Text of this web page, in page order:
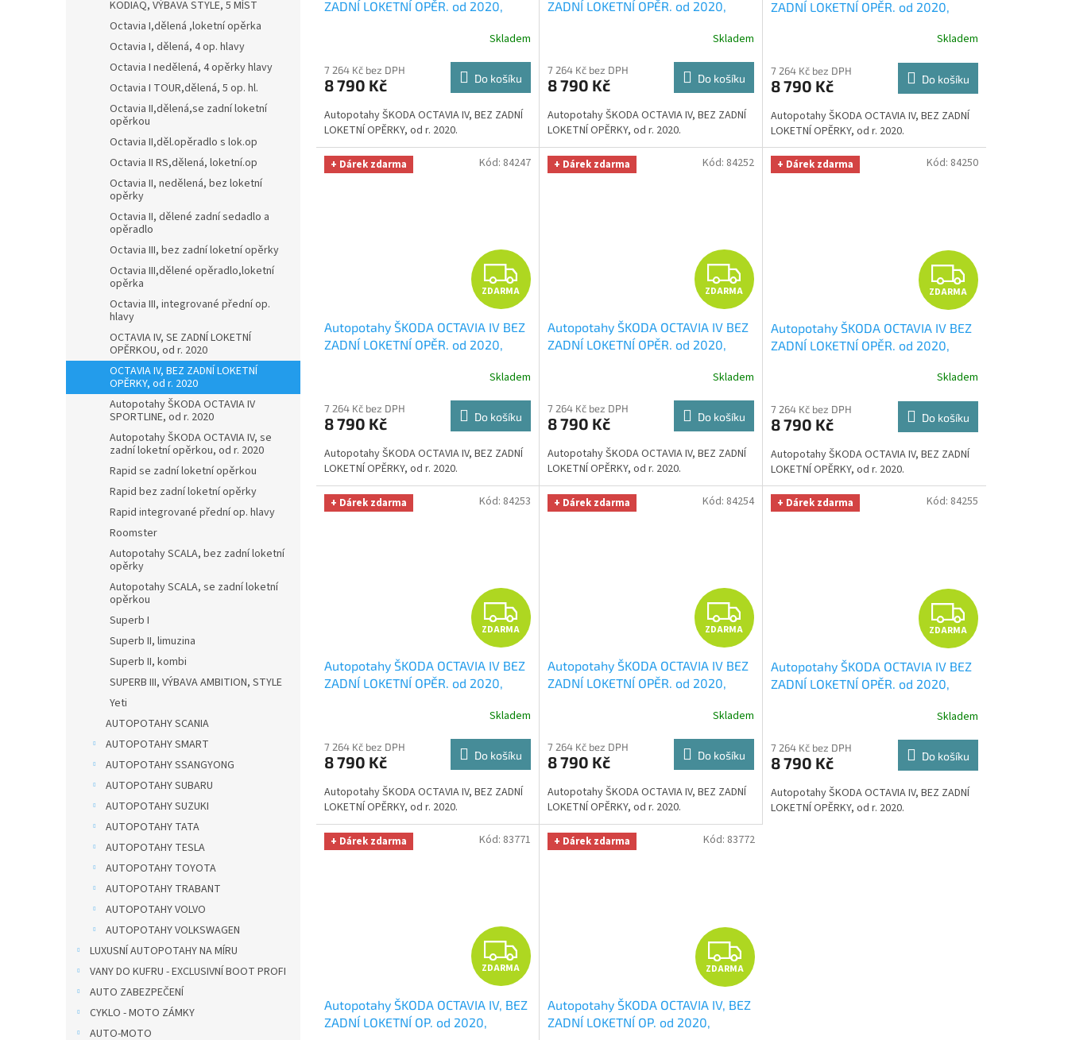
KODIAQ, VÝBAVA STYLE, 5 MÍST
Octavia I,dělená ,loketní opěrka
Octavia I, dělená, 4 op. hlavy
Octavia I nedělená, 4 opěrky hlavy
Octavia I TOUR,dělená, 5 op. hl.
Octavia II,dělená,se zadní loketní
opěrkou
Octavia II,děl.opěradlo s lok.op
Octavia II RS,dělená, loketní.op
Octavia II, nedělená, bez loketní
opěrky
Octavia II, dělené zadní sedadlo a
opěradlo
Octavia III, bez zadní loketní opěrky
Octavia III,dělené opěradlo,loketní
opěrka
Octavia III, integrované přední op.
hlavy
OCTAVIA IV, SE ZADNÍ LOKETNÍ
OPĚRKOU, od r. 2020
OCTAVIA IV, BEZ ZADNÍ LOKETNÍ
OPĚRKY, od r. 2020
Autopotahy ŠKODA OCTAVIA IV
SPORTLINE, od r. 2020
Autopotahy ŠKODA OCTAVIA IV, se
zadní loketní opěrkou, od r. 2020
Rapid se zadní loketní opěrkou
Rapid bez zadní loketní opěrky
Rapid integrované přední op. hlavy
Roomster
Autopotahy SCALA, bez zadní loketní
opěrky
Autopotahy SCALA, se zadní loketní
opěrkou
Superb I
Superb II, limuzina
Superb II, kombi
SUPERB III, VÝBAVA AMBITION, STYLE
Yeti
AUTOPOTAHY SCANIA
AUTOPOTAHY SMART
AUTOPOTAHY SSANGYONG
AUTOPOTAHY SUBARU
AUTOPOTAHY SUZUKI
AUTOPOTAHY TATA
AUTOPOTAHY TESLA
AUTOPOTAHY TOYOTA
AUTOPOTAHY TRABANT
AUTOPOTAHY VOLVO
AUTOPOTAHY VOLKSWAGEN
LUXUSNÍ AUTOPOTAHY NA MÍRU
VANY DO KUFRU - EXCLUSIVNÍ BOOT PROFI
AUTO ZABEZPEČENÍ
CYKLO - MOTO ZÁMKY
AUTO-MOTO
R
M
A
ZADNÍ LOKETNÍ OPĚR. od 2020,
Microfiber zdarma v hodnotě 329,-
Kč
Skladem
7 264 Kč bez DPH
8 790 Kč Do košíku
Autopotahy ŠKODA OCTAVIA IV, BEZ ZADNÍ
LOKETNÍ OPĚRKY, od r. 2020.
R
M
A
ZADNÍ LOKETNÍ OPĚR. od 2020,
OPTIMÁL utěrka na auto i úklid
Smart Microfiber zdarma v hodnotě
329,-Kč
Skladem
7 264 Kč bez DPH
8 790 Kč Do košíku
Autopotahy ŠKODA OCTAVIA IV, BEZ ZADNÍ
LOKETNÍ OPĚRKY, od r. 2020.
R
M
A
ZADNÍ LOKETNÍ OPĚR. od 2020,
Kč
Skladem
7 264 Kč bez DPH
8 790 Kč Do košíku
Autopotahy ŠKODA OCTAVIA IV, BEZ ZADNÍ
LOKETNÍ OPĚRKY, od r. 2020.
+ Dárek zdarma
Z
D
A
R
M
A
ZDARMA
Autopotahy ŠKODA OCTAVIA IV BEZ
ZADNÍ LOKETNÍ OPĚR. od 2020,
Microfiber zdarma v hodnotě 329,-
Kč
Skladem
7 264 Kč bez DPH
8 790 Kč Do košíku
Autopotahy ŠKODA OCTAVIA IV, BEZ ZADNÍ
LOKETNÍ OPĚRKY, od r. 2020.
Kód: 84247 + Dárek zdarma
Z
D
A
R
M
A
ZDARMA
Autopotahy ŠKODA OCTAVIA IV BEZ
ZADNÍ LOKETNÍ OPĚR. od 2020,
OPTIMÁL utěrka na auto i úklid
Smart Microfiber zdarma v hodnotě
329,-Kč
Skladem
7 264 Kč bez DPH
8 790 Kč Do košíku
Autopotahy ŠKODA OCTAVIA IV, BEZ ZADNÍ
LOKETNÍ OPĚRKY, od r. 2020.
Kód: 84252 + Dárek zdarma
Z
D
A
R
M
A
ZDARMA
Autopotahy ŠKODA OCTAVIA IV BEZ
ZADNÍ LOKETNÍ OPĚR. od 2020,
Microfiber zdarma v hodnotě 329,-
Kč
Skladem
7 264 Kč bez DPH
8 790 Kč Do košíku
Autopotahy ŠKODA OCTAVIA IV, BEZ ZADNÍ
LOKETNÍ OPĚRKY, od r. 2020.
Kód: 84250
+ Dárek zdarma
Z
D
A
R
M
A
ZDARMA
Autopotahy ŠKODA OCTAVIA IV BEZ
ZADNÍ LOKETNÍ OPĚR. od 2020,
Microfiber zdarma v hodnotě 329,-
Kč
Skladem
7 264 Kč bez DPH
8 790 Kč Do košíku
Autopotahy ŠKODA OCTAVIA IV, BEZ ZADNÍ
LOKETNÍ OPĚRKY, od r. 2020.
Kód: 84253 + Dárek zdarma
Z
D
A
R
M
A
ZDARMA
Autopotahy ŠKODA OCTAVIA IV BEZ
ZADNÍ LOKETNÍ OPĚR. od 2020,
OPTIMÁL utěrka na auto i úklid
Smart Microfiber zdarma v hodnotě
329,-Kč
Skladem
7 264 Kč bez DPH
8 790 Kč Do košíku
Autopotahy ŠKODA OCTAVIA IV, BEZ ZADNÍ
LOKETNÍ OPĚRKY, od r. 2020.
Kód: 84254 + Dárek zdarma
Z
D
A
R
M
A
ZDARMA
Autopotahy ŠKODA OCTAVIA IV BEZ
ZADNÍ LOKETNÍ OPĚR. od 2020,
Microfiber zdarma v hodnotě 329,-
Kč
Skladem
7 264 Kč bez DPH
8 790 Kč Do košíku
Autopotahy ŠKODA OCTAVIA IV, BEZ ZADNÍ
LOKETNÍ OPĚRKY, od r. 2020.
Kód: 84255
+ Dárek zdarma
Z
D
A
ZDARMA
Autopotahy ŠKODA OCTAVIA IV, BEZ
ZADNÍ LOKETNÍ OP. od 2020,
Kód: 83771 + Dárek zdarma
Z
D
A
ZDARMA
Autopotahy ŠKODA OCTAVIA IV, BEZ
ZADNÍ LOKETNÍ OP. od 2020,
Kód: 83772